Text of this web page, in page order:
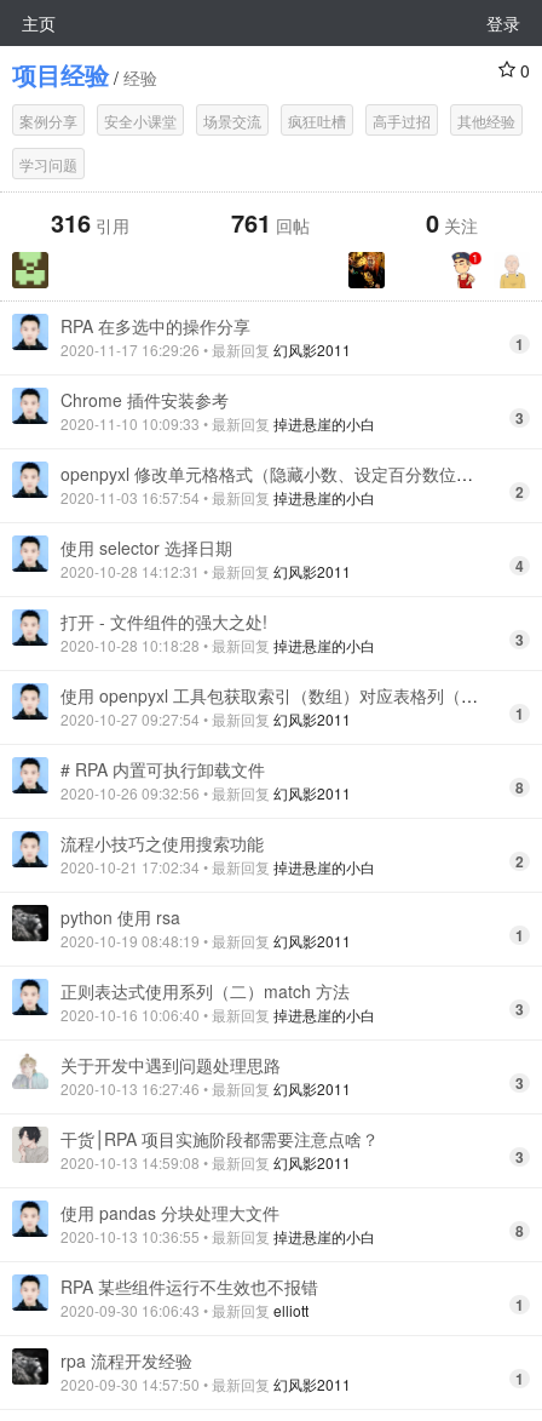
主页 登录
项目经验/ 经验 0
案例分享 安全小课堂 场景交流 疯狂吐槽 高手过招 其他经验
学习问题
316 引用 761 回帖 0 关注
RPA 在多选中的操作分享
2020-11-17 16:29:26 • 最新回复 幻风影2011 1
Chrome 插件安装参考
2020-11-10 10:09:33 • 最新回复 掉进悬崖的小白 3
openpyxl 修改单元格格式（隐藏小数、设定百分数位数）
2020-11-03 16:57:54 • 最新回复 掉进悬崖的小白 2
使用 selector 选择日期
2020-10-28 14:12:31 • 最新回复 幻风影2011 4
打开 - 文件组件的强大之处!
2020-10-28 10:18:28 • 最新回复 掉进悬崖的小白 3
使用 openpyxl 工具包获取索引（数组）对应表格列（字母）
2020-10-27 09:27:54 • 最新回复 幻风影2011 1
# RPA 内置可执行卸载文件
2020-10-26 09:32:56 • 最新回复 幻风影2011 8
流程小技巧之使用搜索功能
2020-10-21 17:02:34 • 最新回复 掉进悬崖的小白 2
python 使用 rsa
2020-10-19 08:48:19 • 最新回复 幻风影2011 1
正则表达式使用系列（二）match 方法
2020-10-16 10:06:40 • 最新回复 掉进悬崖的小白 3
关于开发中遇到问题处理思路
2020-10-13 16:27:46 • 最新回复 幻风影2011 3
干货│RPA 项目实施阶段都需要注意点啥？
2020-10-13 14:59:08 • 最新回复 幻风影2011 3
使用 pandas 分块处理大文件
2020-10-13 10:36:55 • 最新回复 掉进悬崖的小白 8
RPA 某些组件运行不生效也不报错
2020-09-30 16:06:43 • 最新回复 elliott 1
rpa 流程开发经验
2020-09-30 14:57:50 • 最新回复 幻风影2011 1